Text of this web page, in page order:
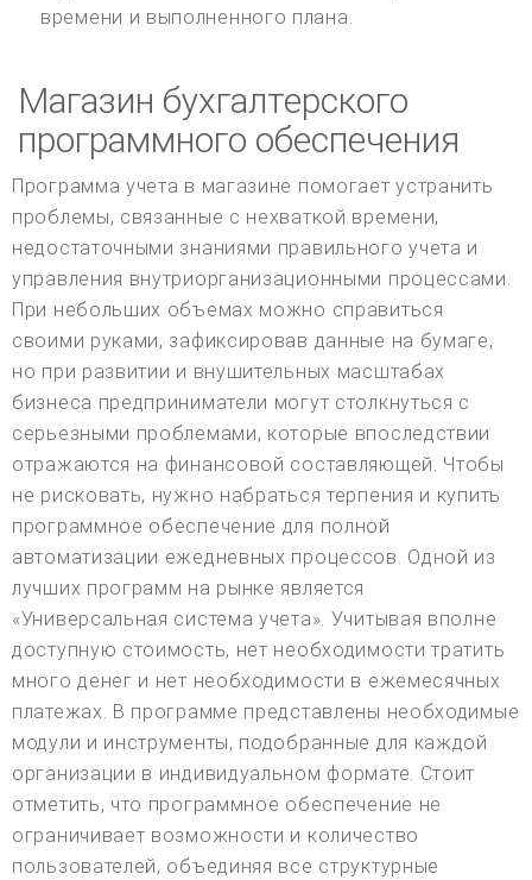
времени и выполненного плана.
Магазин бухгалтерского
программного обеспечения
Программа учета в магазине помогает устранить
проблемы, связанные с нехваткой времени,
недостаточными знаниями правильного учета и
управления внутриорганизационными процессами.
При небольших объемах можно справиться
своими руками, зафиксировав данные на бумаге,
но при развитии и внушительных масштабах
бизнеса предприниматели могут столкнуться с
серьезными проблемами, которые впоследствии
отражаются на финансовой составляющей. Чтобы
не рисковать, нужно набраться терпения и купить
программное обеспечение для полной
автоматизации ежедневных процессов. Одной из
лучших программ на рынке является
«Универсальная система учета». Учитывая вполне
доступную стоимость, нет необходимости тратить
много денег и нет необходимости в ежемесячных
платежах. В программе представлены необходимые
модули и инструменты, подобранные для каждой
организации в индивидуальном формате. Стоит
отметить, что программное обеспечение не
ограничивает возможности и количество
пользователей, объединяя все структурные